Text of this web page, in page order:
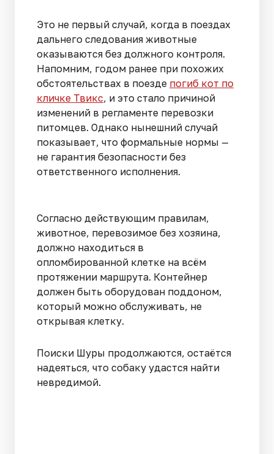
Это не первый случай, когда в поездах
дальнего следования животные
оказываются без должного контроля.
Напомним, годом ранее при похожих
обстоятельствах в поезде погиб кот по
кличке Твикс, и это стало причиной
изменений в регламенте перевозки
питомцев. Однако нынешний случай
показывает, что формальные нормы —
не гарантия безопасности без
ответственного исполнения.
Согласно действующим правилам,
животное, перевозимое без хозяина,
должно находиться в
опломбированной клетке на всём
протяжении маршрута. Контейнер
должен быть оборудован поддоном,
который можно обслуживать, не
открывая клетку.
Поиски Шуры продолжаются, остаётся
надеяться, что собаку удастся найти
невредимой.